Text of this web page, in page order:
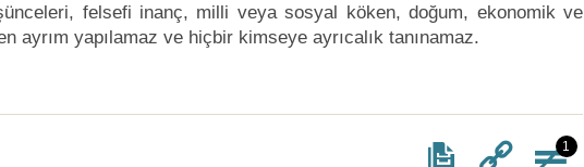
felsefi inanç, milli veya sosyal köken, doğum, ekonomik ve
ayrım yapılamaz ve hiçbir kimseye ayrıcalık tanınamaz.
1